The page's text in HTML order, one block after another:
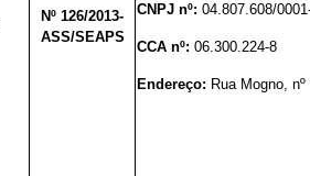
Nº 126/2013-
ASS/SEAPS
CNPJ nº:04.807.608/
CCA nº:06.300.224-8
Endereço: Rua Mogno,